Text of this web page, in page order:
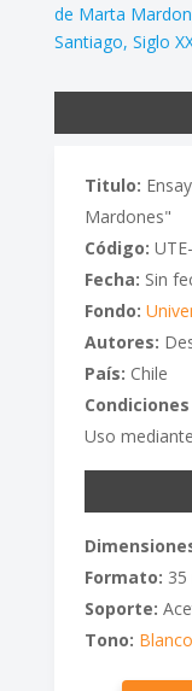
de Marta
Santiago Siglo
Titulo:
Mardones"
Código:
Fecha: Sin
Fondo:
Autores:
País: Chile
Uso
Formato:
Soporte:
Tono: